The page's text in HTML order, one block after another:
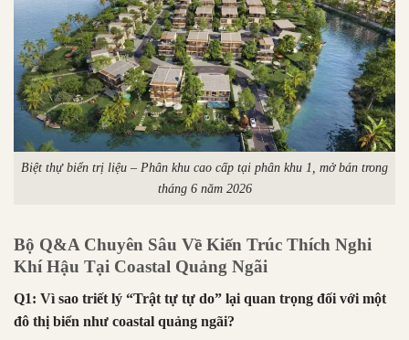
Biệt thự biển trị liệu – Phân khu cao cấp tại phân khu 1, mở bán trong
tháng 6 năm 2026
Bộ Q&A Chuyên Sâu Về Kiến Trúc Thích Nghi
Khí Hậu Tại Coastal Quảng Ngãi
Q1: Vì sao triết lý “Trật tự tự do” lại quan trọng đối với một
đô thị biển như coastal quảng ngãi?